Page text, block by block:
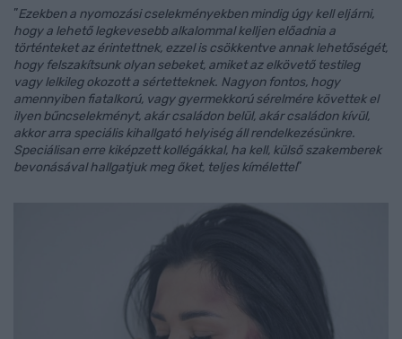
”Ezekben a nyomozási cselekményekben mindig úgy kell eljárni,
hogy a lehető legkevesebb alkalommal kelljen előadnia a
történteket az érintettnek, ezzel is csökkentve annak lehetőségét,
hogy felszakítsunk olyan sebeket, amiket az elkövető testileg
vagy lelkileg okozott a sértetteknek. Nagyon fontos, hogy
amennyiben fiatalkorú, vagy gyermekkorú sérelmére követtek el
ilyen bűncselekményt, akár családon belül, akár családon kívül,
akkor arra speciális kihallgató helyiség áll rendelkezésünkre.
Speciálisan erre kiképzett kollégákkal, ha kell, külső szakemberek
bevonásával hallgatjuk meg őket, teljes kímélettel”